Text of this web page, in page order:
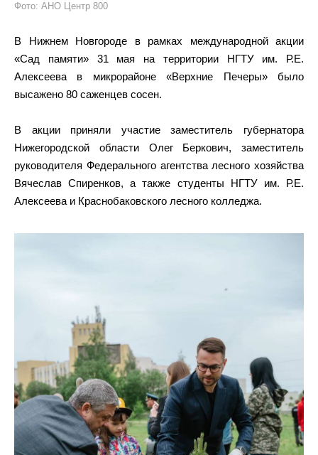
Фото: АНО Центр 800
В Нижнем Новгороде в рамках международной акции
«Сад памяти» 31 мая на территории НГТУ им. Р.Е.
Алексеева в микрорайоне «Верхние Печеры» было
высажено 80 саженцев сосен.
В акции приняли участие заместитель губернатора
Нижегородской области Олег Беркович, заместитель
руководителя Федерального агентства лесного хозяйства
Вячеслав Спиренков, а также студенты НГТУ им. Р.Е.
Алексеева и Краснобаковского лесного колледжа.